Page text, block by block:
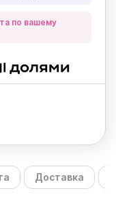
по вашему
Доставка